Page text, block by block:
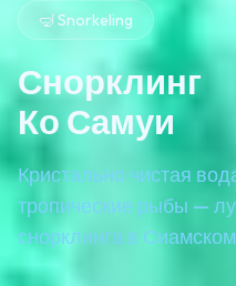
🤿 Snorkeling
Снорклинг
Ко Самуи
Кристально чистая
тропические рыбы —
снорклинга в